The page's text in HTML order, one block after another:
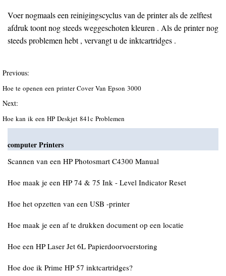
Voer nogmaals een reinigingscyclus van de printer als de zelftest
afdruk toont nog steeds weggeschoten kleuren . Als de printer nog
steeds problemen hebt , vervangt u de inktcartridges .
Previous:
Hoe te openen een printer Cover Van Epson 3000
Next:
Hoe kan ik een HP Deskjet 841c Problemen
computer Printers
Scannen van een HP Photosmart C4300 Manual
Hoe maak je een HP 74 & 75 Ink - Level Indicator Reset
Hoe het opzetten van een USB -printer
Hoe maak je een af te drukken document op een locatie
Hoe een HP Laser Jet 6L Papierdoorvoerstoring
Hoe doe ik Prime HP 57 inktcartridges?